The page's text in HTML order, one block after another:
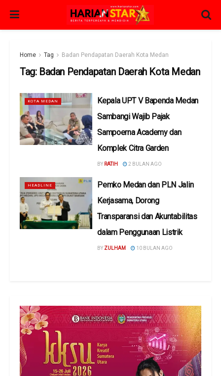
Home Tag Badan Pendapatan Daerah Kota Medan
Tag: Badan Pendapatan Daerah Kota Medan
KOTA MEDAN
Kepala UPT V Bapenda Medan
Sambangi Wajib Pajak
Sampoerna Academy dan
Komplek Citra Garden
BY RATIH 2 BULAN AGO
HEADLINE
Pemko Medan dan PLN Jalin
Kerjasama, Dorong
Transparansi dan Akuntabilitas
dalam Penggunaan Listrik
BY ZULHAM 10 BULAN AGO